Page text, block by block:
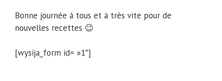
Bonne journée à tous et à très vite pour de
nouvelles recettes 😉
[wysija_form id= »1″]